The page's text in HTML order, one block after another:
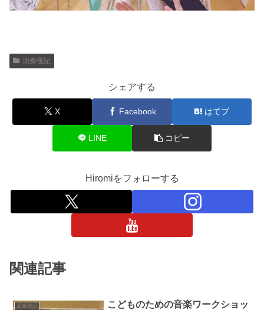
演奏後記
シェアする
X Facebook はてブ
LINE コピー
Hiromiをフォローする
関連記事
演奏後記
こどものための音楽ワークショッ